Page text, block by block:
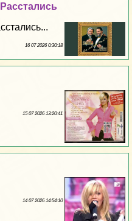
16 07 2026 0:30:18
15 07 2026 13:20:41
14 07 2026 14:54:10